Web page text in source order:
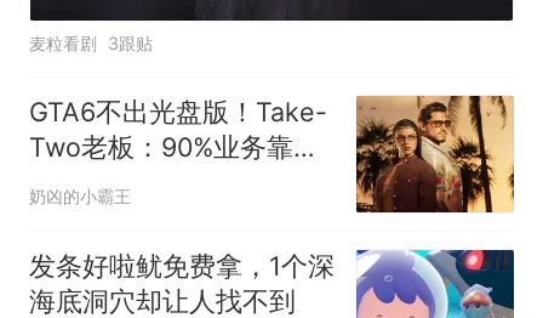
麦粒看剧 3跟贴
GTA6不出光盘版！Take-
Two老板：90%业务靠数
字下载，光盘对玩家没意
奶凶的小霸王
发条好啦鱿免费拿，1个深
海底洞穴却让人找不到